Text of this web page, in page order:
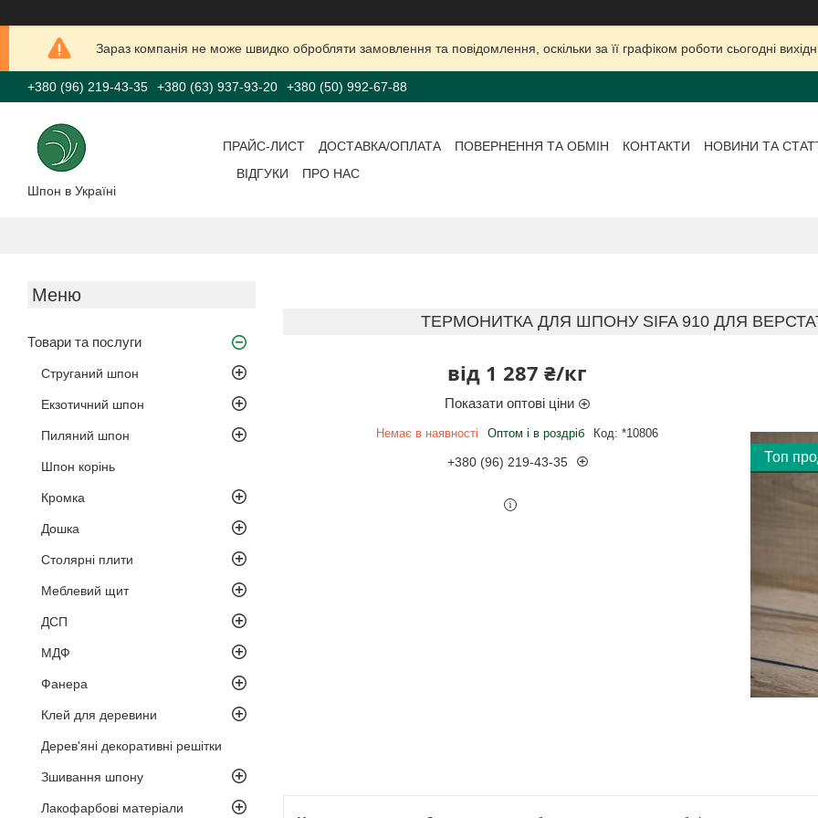
Зараз компанія не може швидко обробляти замовлення та повідомлення, оскільки за її графіком роботи сьогодні
+380 (96) 219-43-35 +380 (63) 937-93-20 +380 (50) 992-67-88
Шпон в Україні
ПРАЙС-ЛИСТ ДОСТАВКА/ОПЛАТА ПОВЕРНЕННЯ ТА ОБМІН КОНТАКТИ
НОВИНИ ТА
ВІДГУКИ
ПРО НАС
Товари та послуги
Струганий шпон
Екзотичний шпон
Пиляний шпон
Шпон корінь
Кромка
Дошка
Столярні плити
Меблевий щит
ДСП
МДФ
Фанера
Клей для деревини
Дерев'яні декоративні решітки
Зшивання шпону
Лакофарбові матеріали
ТЕРМОНИТКА ДЛЯ ШПОНУ SIFA 910 ДЛЯ
від 1 287 ₴/кг
Показати оптові ціни
Немає в наявності Оптом і в роздріб Код: *10806
+380 (96) 219-43-35 Топ